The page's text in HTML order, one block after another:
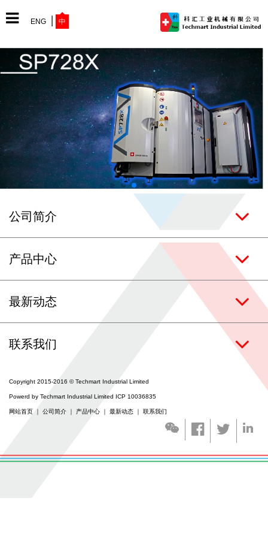
ENG 中
网站首页
公司简介
产品中心
最新动态
涂层服务
公司简介
产品中心
最新动态
联系我们
Copyright 2015-2016 © Techmart Industrial Limited
Powerd by Techmart Industrial Limited ICP 10036835
网站首页 公司简介 产品中心 最新动态 联系我们